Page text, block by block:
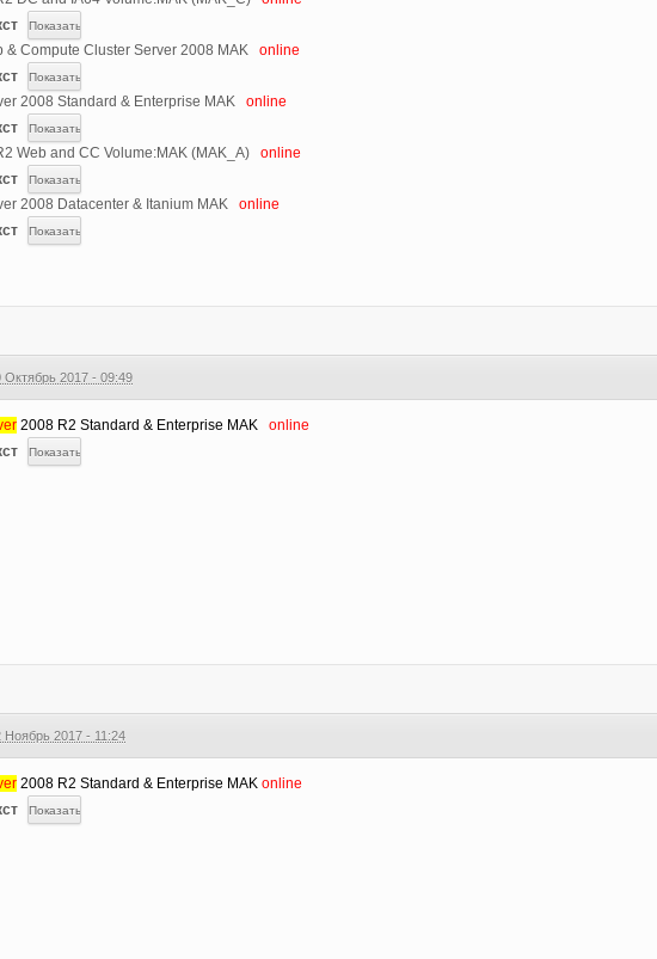
& Compute Cluster Server 2008 MAKonline
2008 Standard & Enterprise MAKonline
Web and CC Volume:MAK (MAK_A)online
2008 Datacenter & Itanium MAKonline
Октябрь 2017 - 09:49
2008 R2 Standard & Enterprise MAK
online
Ноябрь 2017 - 11:24
2008 R2 Standard & Enterprise MAKonline